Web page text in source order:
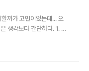
까가 고민이었는데... 오
생각보다 간단하다. 1. 블
하되 Redundancy 구